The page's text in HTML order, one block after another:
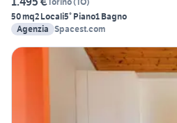
50 mq2 Locali5° Piano1 Bagno
Agenzia Spacest.com